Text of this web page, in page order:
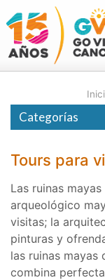
Categorías
Tours para
Las ruinas
arqueológico
visitas; la
pinturas y
las ruinas mayas
combina